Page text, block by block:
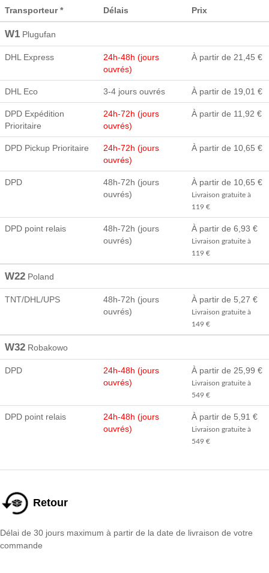
Transporteur * Délais Prix
W1 Plugufan
DHL Express
24h-48h (jours
ouvrés)
À partir de 21,45 €
DHL Eco 3-4 jours ouvrés À partir de 19,01 €
DPD Expédition
Prioritaire
24h-72h (jours
ouvrés)
À partir de 11,92 €
DPD Pickup Prioritaire
24h-72h (jours
ouvrés)
À partir de 10,65 €
DPD
48h-72h (jours
ouvrés)
À partir de 10,65 €
Livraison gratuite à
119 €
DPD point relais
48h-72h (jours
ouvrés)
À partir de 6,93 €
Livraison gratuite à
119 €
W22 Poland
TNT/DHL/UPS
48h-72h (jours
ouvrés)
À partir de 5,27 €
Livraison gratuite à
149 €
W32 Robakowo
DPD
24h-48h (jours
ouvrés)
À partir de 25,99 €
Livraison gratuite à
549 €
DPD point relais
24h-48h (jours
ouvrés)
À partir de 5,91 €
Livraison gratuite à
549 €
Retour
Délai de 30 jours maximum à partir de la date de livraison de votre
commande